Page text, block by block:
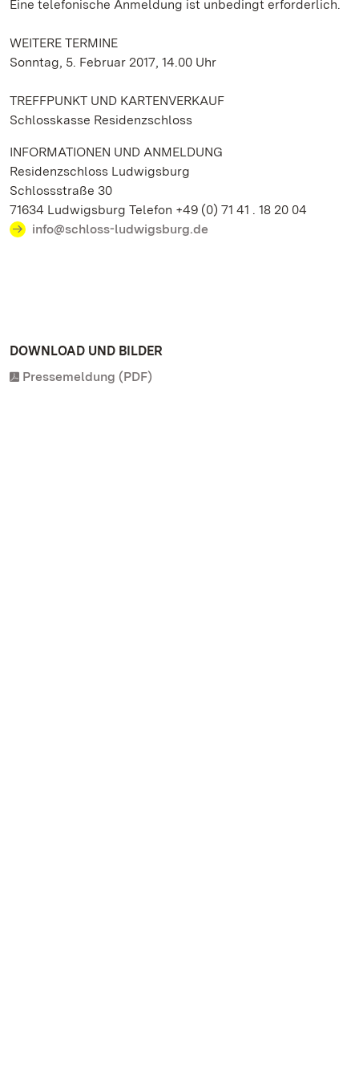
Eine telefonische Anmeldung ist unbedingt erforderlich.
WEITERE TERMINE
Sonntag, 5. Februar 2017, 14.00 Uhr
TREFFPUNKT UND KARTENVERKAUF
Schlosskasse Residenzschloss
INFORMATIONEN UND ANMELDUNG
Residenzschloss Ludwigsburg
Schlossstraße 30
71634 Ludwigsburg Telefon +49 (0) 71 41 . 18 20 04
info@schloss-ludwigsburg.de
DOWNLOAD UND BILDER
Pressemeldung (PDF)